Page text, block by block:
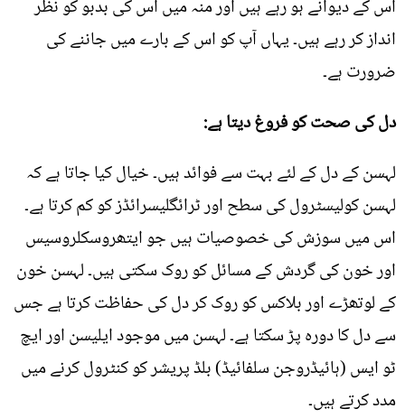
اس کے دیوانے ہو رہے ہیں اور منہ میں اس کی بدبو کو نظر
انداز کر رہے ہیں۔ یہاں آپ کو اس کے بارے میں جاننے کی
ضرورت ہے۔
دل کی صحت کو فروغ دیتا ہے:
لہسن کے دل کے لئے بہت سے فوائد ہیں۔ خیال کیا جاتا ہے کہ
لہسن کولیسٹرول کی سطح اور ٹرائگلیسرائڈز کو کم کرتا ہے۔
اس میں سوزش کی خصوصیات ہیں جو ایتھروسکلروسیس
اور خون کی گردش کے مسائل کو روک سکتی ہیں۔ لہسن خون
کے لوتھڑے اور بلاکس کو روک کر دل کی حفاظت کرتا ہے جس
سے دل کا دورہ پڑ سکتا ہے۔ لہسن میں موجود ایلیسن اور ایچ
ٹو ایس (ہائیڈروجن سلفائیڈ) بلڈ پریشر کو کنٹرول کرنے میں
مدد کرتے ہیں۔